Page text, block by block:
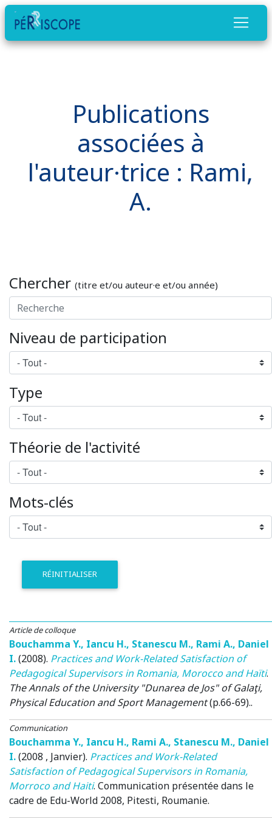
Publications
associées à
l'auteur·trice : Rami,
A.
Chercher (titre et/ou auteur·e et/ou année)
Niveau de participation
Type
Théorie de l'activité
Mots-clés
RÉINITIALISER
Article de colloque
Bouchamma Y., Iancu H., Stanescu M., Rami A., Daniel
I.(2008). Practices and Work-Related Satisfaction of
Pedagogical Supervisors in Romania, Morocco and Haïti.
The Annals of the University "Dunarea de Jos" of Galaţi,
Physical Education and Sport Management(p.66-69)..
Communication
Bouchamma Y., Iancu H., Rami A., Stanescu M., Daniel
I.(2008 , Janvier). Practices and Work-Related
Satisfaction of Pedagogical Supervisors in Romania,
Morroco and Haiti. Communication présentée dans le
cadre de Edu-World 2008, Pitesti, Roumanie.